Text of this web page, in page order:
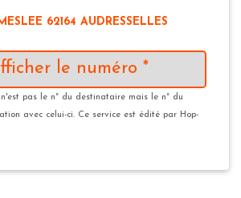
62164 AUDRESSELLES
le numéro *
pas le n° du destinataire mais le n° du
avec celui-ci. Ce service est édité par Hop-